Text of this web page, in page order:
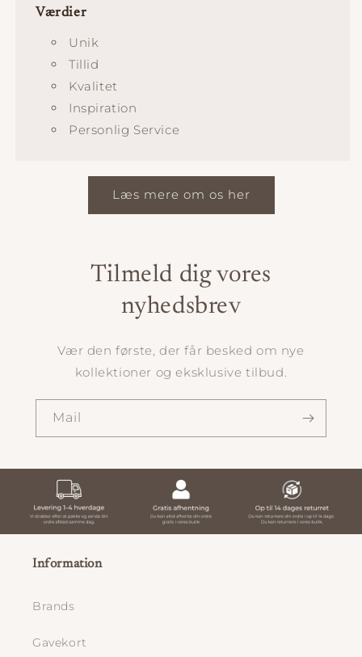
Værdier
Unik
Tillid
Kvalitet
Inspiration
Personlig Service
Læs mere om os her
Tilmeld dig vores
nyhedsbrev
Vær den første, der får besked om nye
kollektioner og eksklusive tilbud.
Mail
Information
Brands
Gavekort